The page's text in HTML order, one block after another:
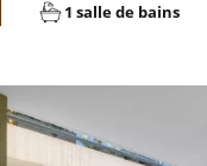
1 salle de bains